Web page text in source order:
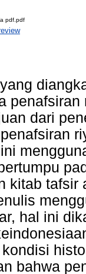
pdf.pdf
penafsiran
dari
kitab tafsir
hal ini
bahwa